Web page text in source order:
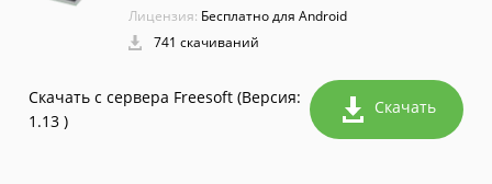
Лицензия: Бесплатно для Android
741 скачиваний
Скачать с сервера Freesoft (Версия:
1.13 )
Скачать